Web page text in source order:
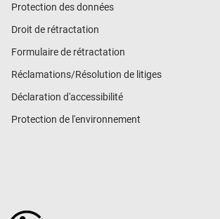
Protection des données
Droit de rétractation
Formulaire de rétractation
Réclamations/Résolution de litiges
Déclaration d'accessibilité
Protection de l'environnement